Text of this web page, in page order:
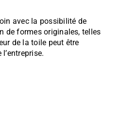
avec la possibilité de
de formes originales, telles
de la toile peut être